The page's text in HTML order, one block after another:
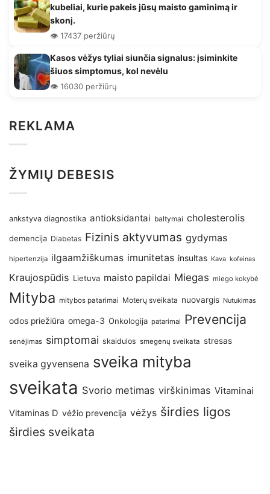
kubeliai, kurie pakeis jūsų maisto gaminimą ir
skonį.
👁️ 17437 peržiūrų
Kasos vėžys tyliai siunčia signalus: įsiminkite
šiuos simptomus, kol nevėlu
👁️ 16030 peržiūrų
REKLAMA
ŽYMIŲ DEBESIS
ankstyva diagnostika antioksidantai baltymai cholesterolis
demencija Diabetas Fizinis aktyvumas gydymas
hipertenzija ilgaamžiškumas imunitetas insultas Kava kofeinas
Kraujospūdis Lietuva maisto papildai Miegas miego kokybė
Mityba mitybos patarimai Moterų sveikata nuovargis Nutukimas
odos priežiūra omega-3 Onkologija patarimai Prevencija
senėjimas simptomai skaidulos smegenų sveikata stresas
sveika gyvensena sveika mityba
sveikata Svorio metimas virškinimas Vitaminai
Vitaminas D vėžio prevencija vėžys širdies ligos
širdies sveikata